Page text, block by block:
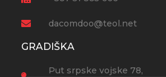
dacomdoo@teol.net
GRADIŠKA
Put srpske vojske 78,